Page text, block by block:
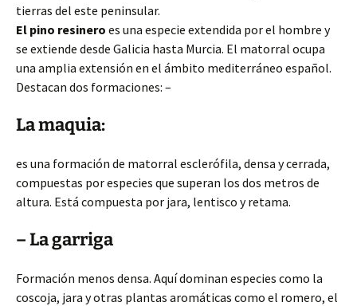
tierras del este peninsular.
El pino resinero es una especie extendida por el hombre y
se extiende desde Galicia hasta Murcia. El matorral ocupa
una amplia extensión en el ámbito mediterráneo español.
Destacan dos formaciones: –
La maquia:
es una formación de matorral esclerófila, densa y cerrada,
compuestas por especies que superan los dos metros de
altura. Está compuesta por jara, lentisco y retama.
– La garriga
Formación menos densa. Aquí dominan especies como la
coscoja, jara y otras plantas aromáticas como el romero, el